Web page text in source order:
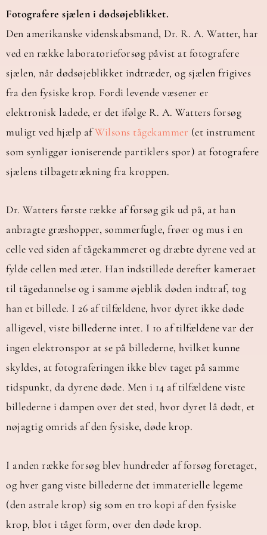
Fotografere sjælen i dødsøjeblikket.
Den amerikanske videnskabsmand, Dr. R. A. Watter, har
ved en række laboratorieforsøg påvist at fotografere
sjælen, når dødsøjeblikket indtræder, og sjælen frigives
fra den fysiske krop. Fordi levende væsener er
elektronisk ladede, er det ifølge R. A. Watters forsøg
muligt ved hjælp afWilsons tågekammer (et instrument
som synliggør ioniserende partiklers spor) at fotografere
sjælens tilbagetrækning fra kroppen.
Dr. Watters første række af forsøg gik ud på, at han
anbragte græshopper, sommerfugle, frøer og mus i en
celle ved siden af tågekammeret og dræbte dyrene ved at
fylde cellen med æter. Han indstillede derefter kameraet
til tågedannelse og i samme øjeblik døden indtraf, tog
han et billede. I 26 af tilfældene, hvor dyret ikke døde
alligevel, viste billederne intet. I 10 af tilfældene var der
ingen elektronspor at se på billederne, hvilket kunne
skyldes, at fotograferingen ikke blev taget på samme
tidspunkt, da dyrene døde. Men i 14 af tilfældene viste
billederne i dampen over det sted, hvor dyret lå dødt, et
nøjagtig omrids af den fysiske, døde krop.
I anden række forsøg blev hundreder af forsøg foretaget,
og hver gang viste billederne det immaterielle legeme
(den astrale krop) sig som en tro kopi af den fysiske
krop, blot i tåget form, over den døde krop.